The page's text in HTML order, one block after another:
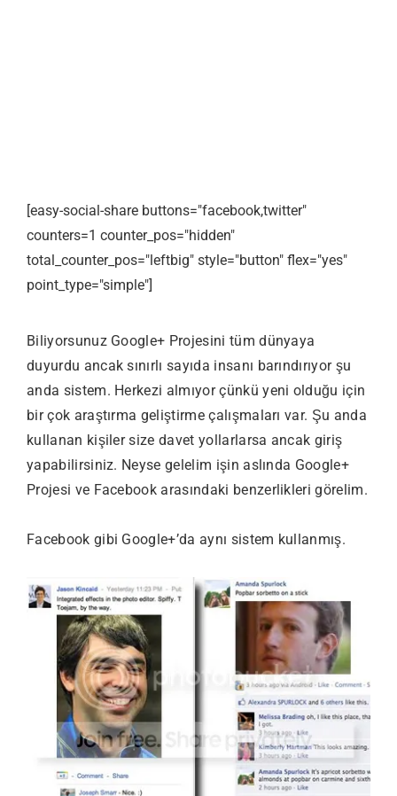
[easy-social-share buttons="facebook,twitter"
counters=1 counter_pos="hidden"
total_counter_pos="leftbig" style="button" flex="yes"
point_type="simple"]
Biliyorsunuz Google+ Projesini tüm dünyaya
duyurdu ancak sınırlı sayıda insanı barındırıyor şu
anda sistem. Herkezi almıyor çünkü yeni olduğu için
bir çok araştırma geliştirme çalışmaları var. Şu anda
kullanan kişiler size davet yollarlarsa ancak giriş
yapabilirsiniz. Neyse gelelim işin aslında Google+
Projesi ve Facebook arasındaki benzerlikleri görelim.
Facebook gibi Google+’da aynı sistem kullanmış.